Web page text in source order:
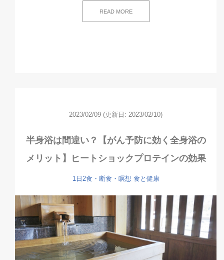
READ MORE
2023/02/09 (更新日: 2023/02/10)
半身浴は間違い？【がん予防に効く全身浴の
メリット】ヒートショックプロテインの効果
1日2食・断食・瞑想 食と健康